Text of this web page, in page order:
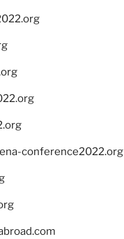
conference2022.org